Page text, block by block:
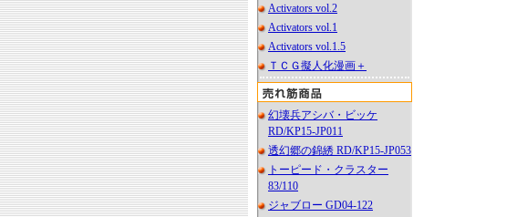
Activators vol.2
Activators vol.1
Activators vol.1.5
ＴＣＧ擬人化漫画＋
幻壊兵アシバ・ビッケ
RD/KP15-JP011
透幻郷の錦綉 RD/KP15-JP053
トーピード・クラスター
83/110
ジャブロー GD04-122